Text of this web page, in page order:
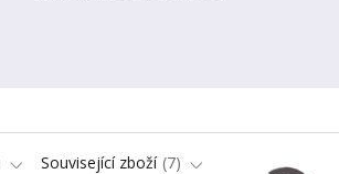
Související zboží 7